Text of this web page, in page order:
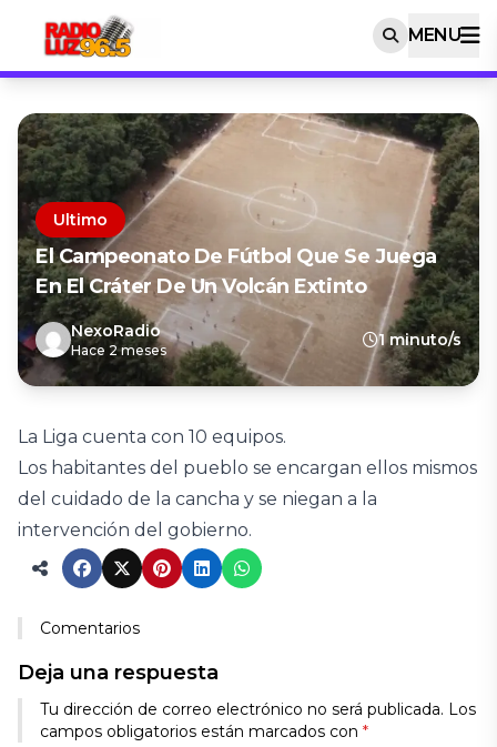
MENU
Ultimo
El Campeonato De Fútbol Que Se Juega
En El Cráter De Un Volcán Extinto
NexoRadio
Hace 2 meses
1 minuto/s
La Liga cuenta con 10 equipos.
Los habitantes del pueblo se encargan ellos mismos
del cuidado de la cancha y se niegan a la
intervención del gobierno.
Comentarios
Deja una respuesta
Tu dirección de correo electrónico no será publicada. Los
campos obligatorios están marcados con *